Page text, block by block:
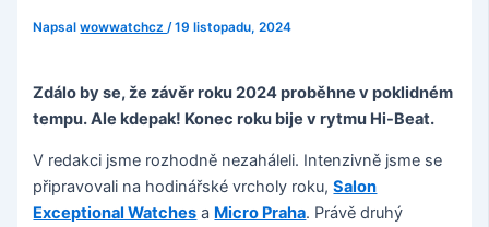
Napsalwowwatchcz/19 listopadu, 2024
Zdálo by se, že závěr roku 2024 proběhne v poklidném
tempu. Ale kdepak! Konec roku bije v rytmu Hi-Beat.
V redakci jsme rozhodně nezaháleli. Intenzivně jsme se
připravovali na hodinářské vrcholy roku,Salon
Exceptional Watches a Micro Praha. Právě druhý